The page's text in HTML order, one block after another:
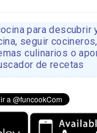
la abuela
Mz69gcVO3sI
Bizcocho
foto aparece
y en el
ingredientes
de poner la
para descubrir
seguir
culinarios o
de recetas